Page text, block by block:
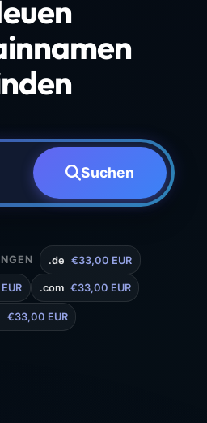
Suchen
.de €33,00 EUR
.com €33,00 EUR
€33,00 EUR